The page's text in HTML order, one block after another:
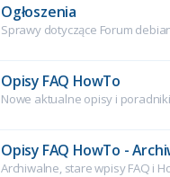
Ogłoszenia
Sprawy dotyczące Forum
Opisy FAQ HowTo
Nowe aktualne opisy i poradniki
Opisy FAQ HowTo -
Archiwalne, stare wpisy FAQ i